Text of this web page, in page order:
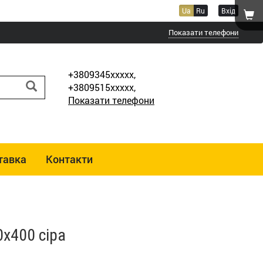
Ua Ru Вхід
Показати телефони
+3809345xxxxx,
+3809515xxxxx,
Показати телефони
Контакти
сіра